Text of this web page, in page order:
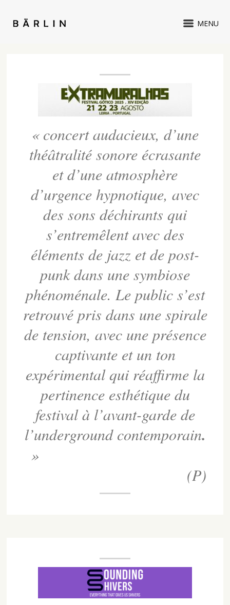
MENU
« concert audacieux, d’une
théâtralité sonore écrasante
et d’une atmosphère
d’urgence hypnotique, avec
des sons déchirants qui
s’entremêlent avec des
éléments de jazz et de post-
punk dans une symbiose
phénoménale. Le public s’est
retrouvé pris dans une spirale
de tension, avec une présence
captivante et un ton
expérimental qui réaffirme la
pertinence esthétique du
festival à l’avant-garde de
l’underground contemporain.
»
(P)